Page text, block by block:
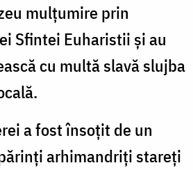
mulțumire prin
Sfintei Euharistii și au
cu multă slavă slujba
a fost însoțit de un
arhimandriți stareți